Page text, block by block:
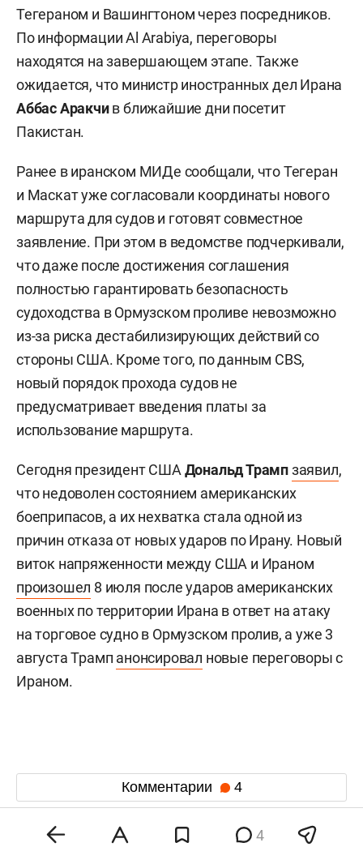
Тегераном и Вашингтоном через посредников.
По информации Al Arabiya, переговоры
находятся на завершающем этапе. Также
ожидается, что министр иностранных дел Ирана
Аббас Аракчив ближайшие дни посетит
Пакистан.
Ранее в иранском МИДе сообщали, что Тегеран
и Маскат уже согласовали координаты нового
маршрута для судов и готовят совместное
заявление. При этом в ведомстве подчеркивали,
что даже после достижения соглашения
полностью гарантировать безопасность
судоходства в Ормузском проливе невозможно
из-за риска дестабилизирующих действий со
стороны США. Кроме того, по данным CBS,
новый порядок прохода судов не
предусматривает введения платы за
использование маршрута.
Сегодня президент США Дональд Трампзаявил,
что недоволен состоянием американских
боеприпасов, а их нехватка стала одной из
причин отказа от новых ударов по Ирану. Новый
виток напряженности между США и Ираном
произошел 8 июля после ударов американских
военных по территории Ирана в ответ на атаку
на торговое судно в Ормузском пролив, а уже 3
августа Трамп анонсировал новые переговоры с
Ираном.
Комментарии 4
6 августа 2026, 15:31 4